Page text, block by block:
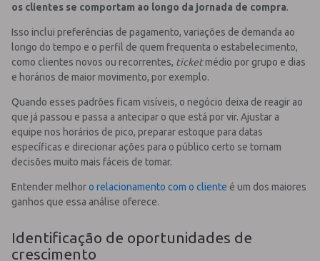
os clientes se comportam ao longo da jornada de compra.
Isso inclui preferências de pagamento, variações de demanda ao
longo do tempo e o perfil de quem frequenta o estabelecimento,
como clientes novos ou recorrentes, ticketmédio por grupo e dias
e horários de maior movimento, por exemplo.
Quando esses padrões ficam visíveis, o negócio deixa de reagir ao
que já passou e passa a antecipar o que está por vir. Ajustar a
equipe nos horários de pico, preparar estoque para datas
específicas e direcionar ações para o público certo se tornam
decisões muito mais fáceis de tomar.
Entender melhoro relacionamento com o cliente é um dos maiores
ganhos que essa análise oferece.
Identificação de oportunidades de
crescimento